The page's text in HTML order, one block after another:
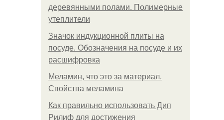
деревянными полами. Полимерные
утеплители
Значок индукционной плиты на
посуде. Обозначения на посуде и их
расшифровка
Меламин, что это за материал.
Свойства меламина
Как правильно использовать Дип
Рилиф для достижения